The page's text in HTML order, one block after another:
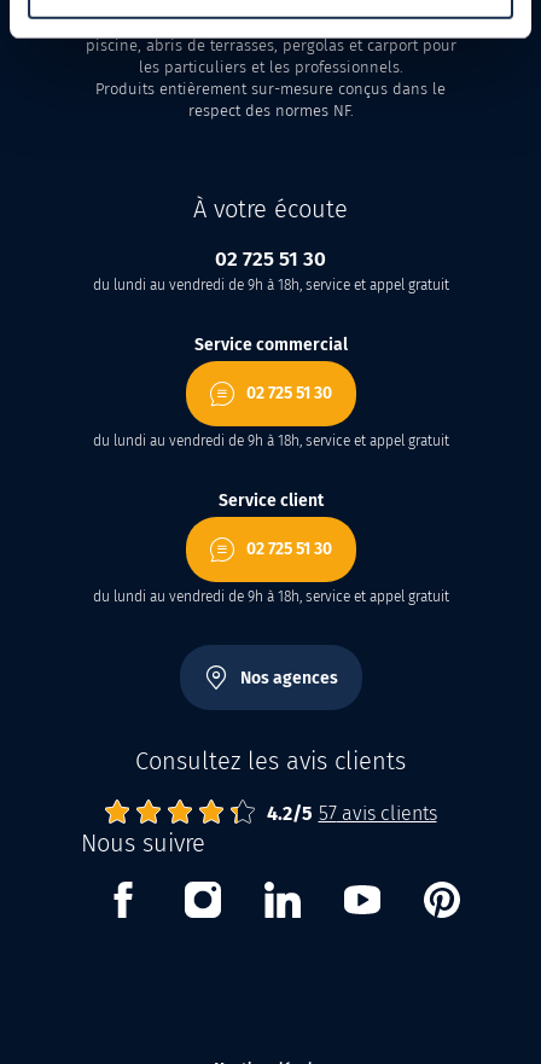
Fabricant français d'abris, volets et couvertures de
piscine, abris de terrasses, pergolas et carport pour
les particuliers et les professionnels.
Produits entièrement sur-mesure conçus dans le
respect des normes NF.
À votre écoute
02 725 51 30
du lundi au vendredi de 9h à 18h, service et appel gratuit
Service commercial
02 725 51 30
du lundi au vendredi de 9h à 18h, service et appel gratuit
Service client
02 725 51 30
du lundi au vendredi de 9h à 18h, service et appel gratuit
Nos agences
Consultez les avis clients
Abrisud
Note moyenne :
4.2/5 57avis clients
Nous suivre
Facebook Instagram Linkedin Youtube